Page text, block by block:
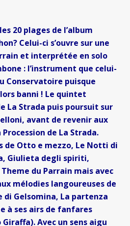
20 plages de l’album
Celui-ci s’ouvre sur une
et interprétée en solo
: l’instrument que celui-
Conservatoire puisque
banni ! Le quintet
La Strada puis poursuit sur
avant de revenir aux
de La Strada.
de Otto e mezzo, Le Notti di
Giulieta degli spiriti,
du Parrain mais avec
mélodies langoureuses de
di Gelsomina, La partenza
à ses airs de fanfares
Avec un sens aigu